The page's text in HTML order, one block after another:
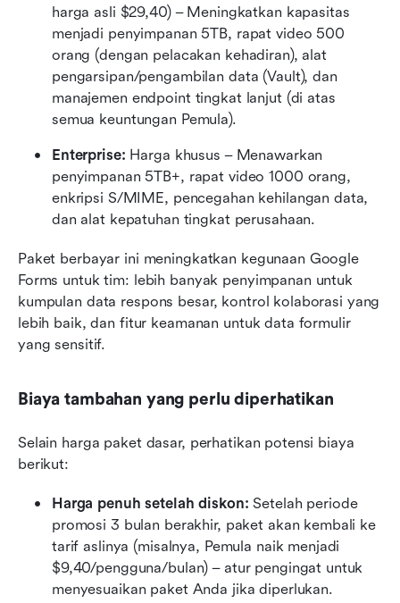
harga asli $29,40) – Meningkatkan kapasitas
menjadi penyimpanan 5TB, rapat video 500
orang (dengan pelacakan kehadiran), alat
pengarsipan/pengambilan data (Vault), dan
manajemen endpoint tingkat lanjut (di atas
semua keuntungan Pemula).
Enterprise: Harga khusus – Menawarkan
penyimpanan 5TB+, rapat video 1000 orang,
enkripsi S/MIME, pencegahan kehilangan data,
dan alat kepatuhan tingkat perusahaan.
Paket berbayar ini meningkatkan kegunaan Google
Forms untuk tim: lebih banyak penyimpanan untuk
kumpulan data respons besar, kontrol kolaborasi yang
lebih baik, dan fitur keamanan untuk data formulir
yang sensitif.
Biaya tambahan yang perlu diperhatikan
Selain harga paket dasar, perhatikan potensi biaya
berikut:
Harga penuh setelah diskon: Setelah periode
promosi 3 bulan berakhir, paket akan kembali ke
tarif aslinya (misalnya, Pemula naik menjadi
$9,40/pengguna/bulan) – atur pengingat untuk
menyesuaikan paket Anda jika diperlukan.